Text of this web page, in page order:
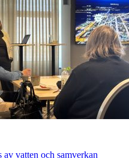
av vatten och samverkan